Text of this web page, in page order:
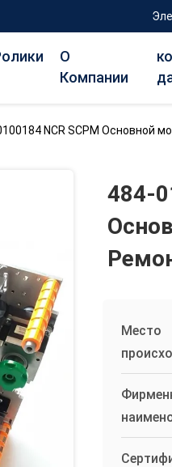
О
Компании
NCR SCPM Основной
484-
Место